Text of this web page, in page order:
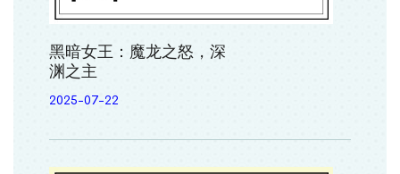
黑暗女王：魔龙之怒，深
渊之主
2025-07-22